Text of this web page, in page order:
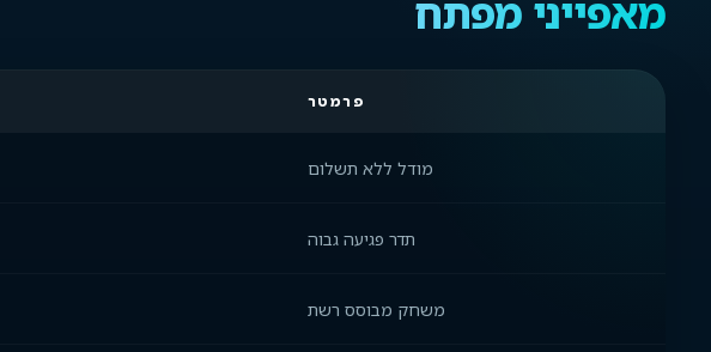
מאפייני מפתח
פרמטר
מודל ללא תשלום
תדר פגיעה גבוה
משחק מבוסס רשת